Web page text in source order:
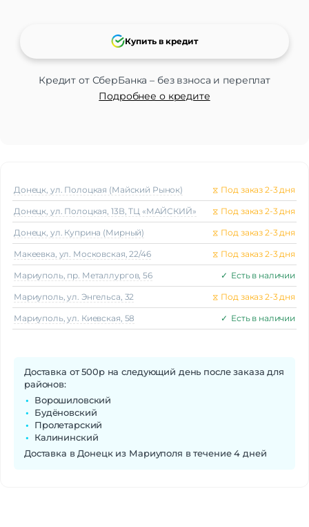
Кредит от СберБанка – без взноса и переплат
Подробнее о кредите
Купить в кредит
Донецк, ул. Полоцкая (Майский Рынок) ⧖ Под заказ 2-3 дня
Донецк, ул. Полоцкая, 13В, ТЦ «МАЙСКИЙ» ⧖ Под заказ 2-3 дня
Донецк, ул. Куприна (Мирный) ⧖ Под заказ 2-3 дня
Макеeвка, ул. Московская, 22/46 ⧖ Под заказ 2-3 дня
Мариуполь, пр. Металлургов, 56 ✓ Есть в наличии
Мариуполь, ул. Энгельса, 32 ⧖ Под заказ 2-3 дня
Мариуполь, ул. Киевская, 58 ✓ Есть в наличии
Доставка от 500р на следующий день после заказа для
районов:
Ворошиловский
Будёновский
Пролетарский
Калининский
Доставка в Донецк из Мариуполя в течение 4 дней